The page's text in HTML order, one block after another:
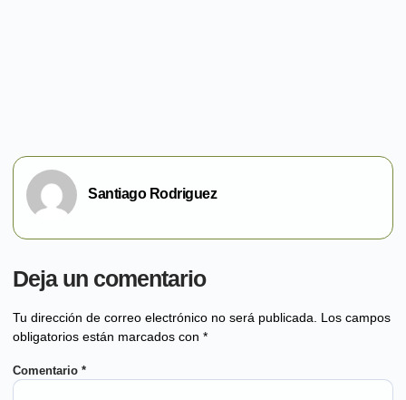
Santiago Rodriguez
Deja un comentario
Tu dirección de correo electrónico no será publicada. Los campos
obligatorios están marcados con *
Comentario *